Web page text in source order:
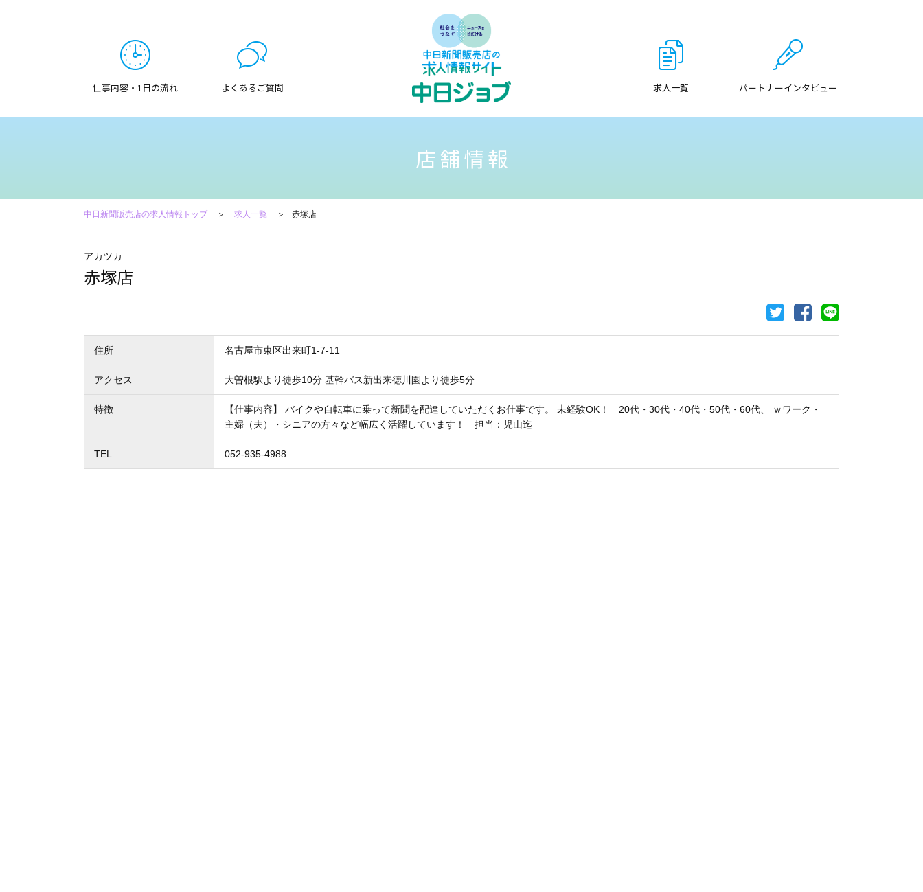
仕事内容・1日の流れ よくあるご質問 求人一覧 パートナーインタビュー
店舗情報
中日新聞販売店の求人情報トップ 求人一覧 赤塚店
アカツカ
赤塚店
住所 名古屋市東区出来町1-7-11
アクセス 大曽根駅より徒歩10分 基幹バス新出来徳川園より徒歩5分
特徴
【仕事内容】 バイクや自転車に乗って新聞を配達していただくお仕事です。 未経験OK！ 20代・30代・40代・50代・60代、 ｗワーク・
主婦（夫）・シニアの方々など幅広く活躍しています！ 担当：児山迄
TEL 052-935-4988